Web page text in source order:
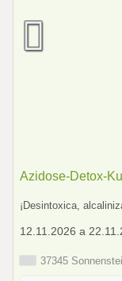
Azidose-Detox-
¡Desintoxica,
12.11.2026 a
37345